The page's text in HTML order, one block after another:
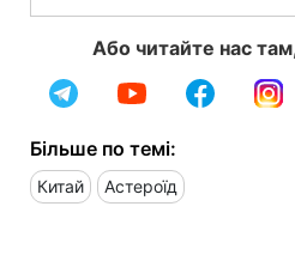
Або читайте нас
Більше по темі:
Китай Астероїд